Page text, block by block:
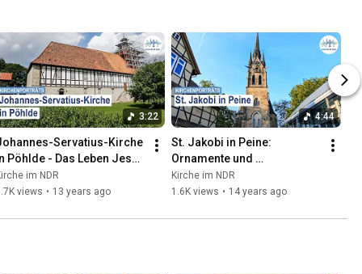
3:22
Servatius-Kirche
Pöhlde - Das Leben Jesu
35 Ölbildern
im NDR
views • 13 years ago
4:44
St. Jakobi in Peine:
Ornamente und
Bibelgeschichten
schmücken neugotische
Kirche im NDR
1.6K views • 14 years ago